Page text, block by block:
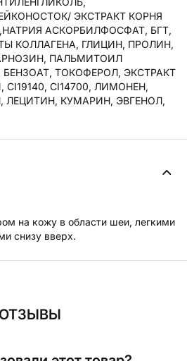
ЭКСТРАКТ КОРНЯ
АСКОРБИЛФОСФАТ, БГТ,
КОЛЛАГЕНА, ГЛИЦИН, ПРОЛИН,
ПАЛЬМИТОИЛ
ТОКОФЕРОЛ, ЭКСТРАКТ
CI14700, ЛИМОНЕН,
ЛЕЦИТИН, КУМАРИН, ЭВГЕНОЛ,
на кожу в области шеи, легкими
снизу вверх.
ОТЗЫВЫ